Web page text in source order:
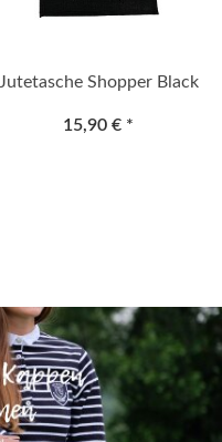
Jutetasche Shopper Black
15,90 € *